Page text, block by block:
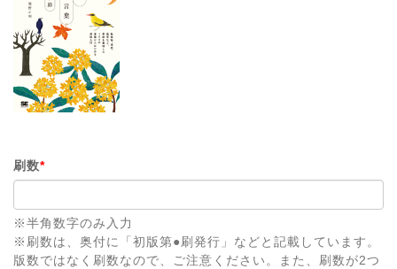
刷数*
※半角数字のみ入力
※刷数は、奥付に「初版第●刷発行」などと記載しています。
版数ではなく刷数なので、ご注意ください。また、刷数が2つ